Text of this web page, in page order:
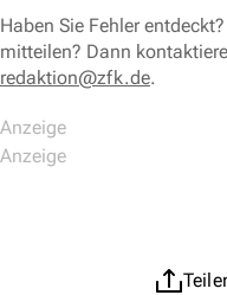
Haben Sie Fehler
mitteilen? Dann
redaktion@zfk.de.